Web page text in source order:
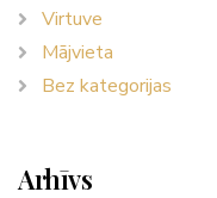
Virtuve
Mājvieta
Bez kategorijas
Arhīvs